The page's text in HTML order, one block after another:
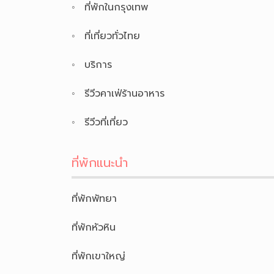
ที่พักในกรุงเทพ
ที่เที่ยวทั่วไทย
บริการ
รีวีวคาเฟ่ร้านอาหาร
รีวีวที่เที่ยว
ที่พักแนะนำ
ที่พักพัทยา
ที่พักหัวหิน
ที่พักเขาใหญ่